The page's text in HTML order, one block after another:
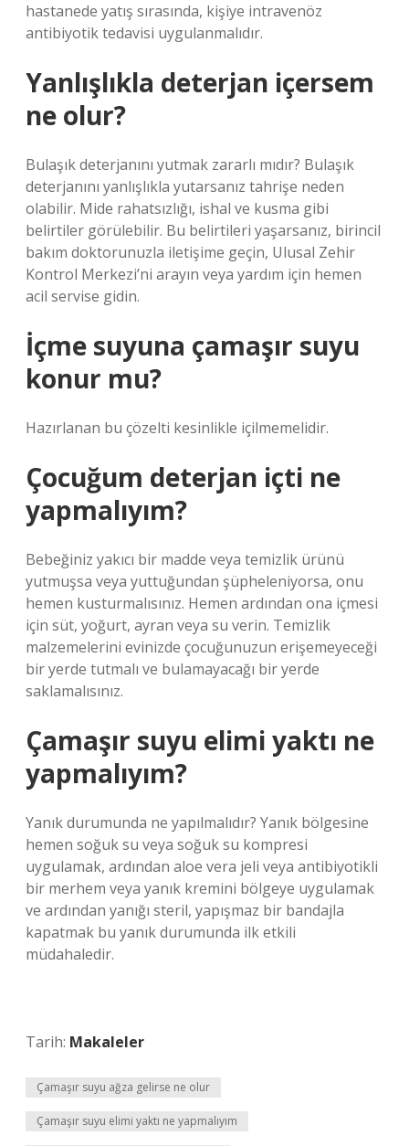
hastanede yatış sırasında, kişiye intravenöz
antibiyotik tedavisi uygulanmalıdır.
Yanlışlıkla deterjan içersem
ne olur?
Bulaşık deterjanını yutmak zararlı mıdır? Bulaşık
deterjanını yanlışlıkla yutarsanız tahrişe neden
olabilir. Mide rahatsızlığı, ishal ve kusma gibi
belirtiler görülebilir. Bu belirtileri yaşarsanız, birincil
bakım doktorunuzla iletişime geçin, Ulusal Zehir
Kontrol Merkezi’ni arayın veya yardım için hemen
acil servise gidin.
İçme suyuna çamaşır suyu
konur mu?
Hazırlanan bu çözelti kesinlikle içilmemelidir.
Çocuğum deterjan içti ne
yapmalıyım?
Bebeğiniz yakıcı bir madde veya temizlik ürünü
yutmuşsa veya yuttuğundan şüpheleniyorsa, onu
hemen kusturmalısınız. Hemen ardından ona içmesi
için süt, yoğurt, ayran veya su verin. Temizlik
malzemelerini evinizde çocuğunuzun erişemeyeceği
bir yerde tutmalı ve bulamayacağı bir yerde
saklamalısınız.
Çamaşır suyu elimi yaktı ne
yapmalıyım?
Yanık durumunda ne yapılmalıdır? Yanık bölgesine
hemen soğuk su veya soğuk su kompresi
uygulamak, ardından aloe vera jeli veya antibiyotikli
bir merhem veya yanık kremini bölgeye uygulamak
ve ardından yanığı steril, yapışmaz bir bandajla
kapatmak bu yanık durumunda ilk etkili
müdahaledir.
Tarih: Makaleler
Çamaşır suyu ağza gelirse ne olur
Çamaşır suyu elimi yaktı ne yapmalıyım